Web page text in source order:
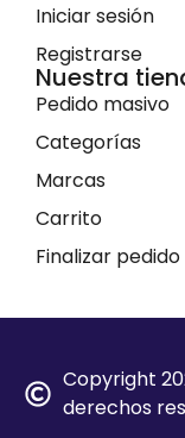
Iniciar sesión
Registrarse
Nuestra
Pedido masivo
Categorías
Marcas
Carrito
Finalizar pedido
Copyright
derechos